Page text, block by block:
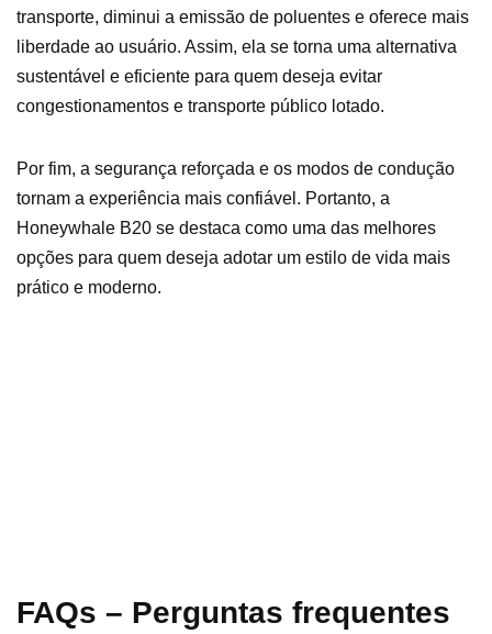
transporte, diminui a emissão de poluentes e oferece mais
liberdade ao usuário. Assim, ela se torna uma alternativa
sustentável e eficiente para quem deseja evitar
congestionamentos e transporte público lotado.
Por fim, a segurança reforçada e os modos de condução
tornam a experiência mais confiável. Portanto, a
Honeywhale B20 se destaca como uma das melhores
opções para quem deseja adotar um estilo de vida mais
prático e moderno.
FAQs – Perguntas frequentes